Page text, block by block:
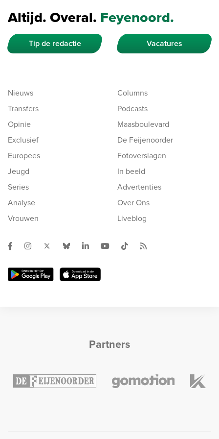
Altijd. Overal. Feyenoord.
Tip de redactie Vacatures
Nieuws
Transfers
Opinie
Exclusief
Europees
Jeugd
Series
Analyse
Vrouwen
Columns
Podcasts
Maasboulevard
De Feijenoorder
Fotoverslagen
In beeld
Advertenties
Over Ons
Liveblog
Partners